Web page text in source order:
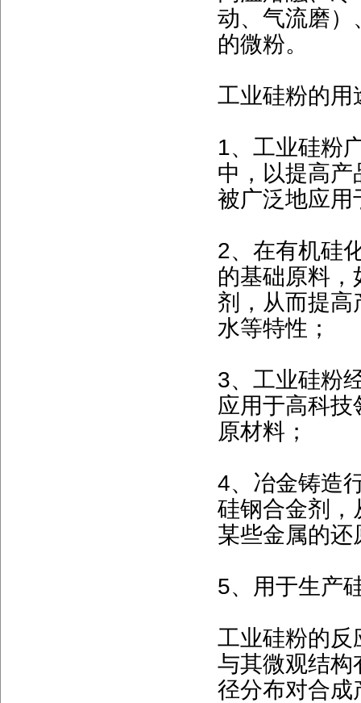
动、气流磨）
的微粉。
工业硅粉的用
1、工业硅粉
中，以提高
被广泛地应用
2、在有机硅
的基础原料
剂，从而提高
水等特性；
3、工业硅粉
应用于高科
原材料；
4、冶金铸造
硅钢合金剂，
某些金属的
5、用于生产
工业硅粉的反
与其微观结构
径分布对合成